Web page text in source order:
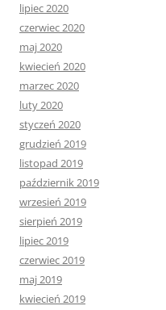
lipiec 2020
czerwiec 2020
maj 2020
kwiecień 2020
marzec 2020
luty 2020
styczeń 2020
grudzień 2019
listopad 2019
październik 2019
wrzesień 2019
sierpień 2019
lipiec 2019
czerwiec 2019
maj 2019
kwiecień 2019